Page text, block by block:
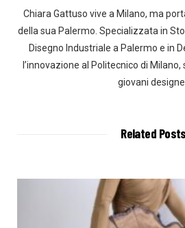
Chiara Gattuso vive a Milano, ma
della sua Palermo. Specializzata in
Disegno Industriale a Palermo e in
l’innovazione al Politecnico di
giovani
Related Posts